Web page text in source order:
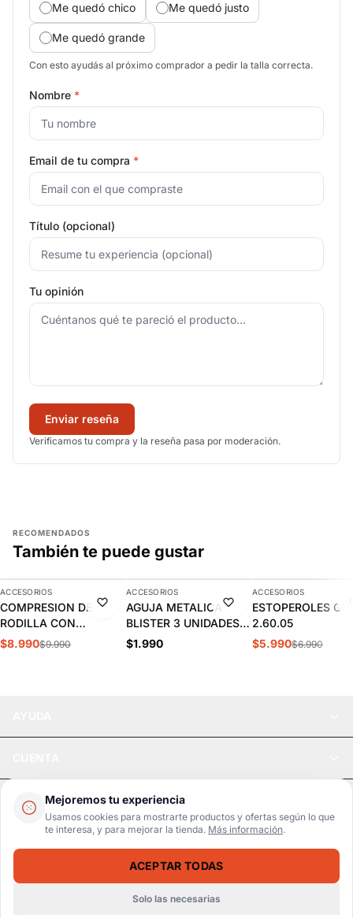
Mejoremos tu experiencia
Usamos cookies para mostrarte productos y ofertas según lo que
te interesa, y para mejorar la tienda. Más información.
ACEPTAR TODAS
Solo las necesarias
Me quedó chico Me quedó justo
Me quedó grande
Con esto ayudás al próximo comprador a pedir la talla correcta.
Nombre *
Email de tu compra *
Título (opcional)
Tu opinión
Enviar reseña
Verificamos tu compra y la reseña pasa por moderación.
RECOMENDADOS
También te puede gustar
-10%
AGREGAR
ACCESORIOS
COMPRESION DE
RODILLA CON
ACOLCHADO PANAL
$8.990$9.990
AGREGAR
ACCESORIOS
AGUJA METALICA
BLISTER 3 UNIDADES |
2.90.13
$1.990
-14%
ACCESORIOS
ESTOPEROLES
2.60.05
$5.990$6.990
CRONOMETRO 2 MEM JS-307 DRIBBLING | J.00.11
LEGAL
Pago seguro SSL / Datos protegidos
Realsport © 2026
WebPay MercadoPago Tarjetas